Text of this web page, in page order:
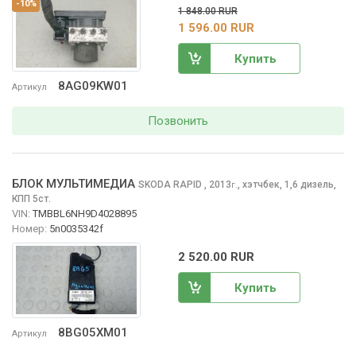
-10%
Артикул 8AG09KW01
1 848.00 RUR
1 596.00 RUR
Купить
Позвонить
Артикул 8BG05XM01
БЛОК МУЛЬТИМЕДИА SKODA RAPID , 2013г., хэтчбек, 1,6 дизель,
КПП 5ст.
VIN: TMBBL6NH9D4028895
Номер: 5n0035342f
2 520.00 RUR
Купить